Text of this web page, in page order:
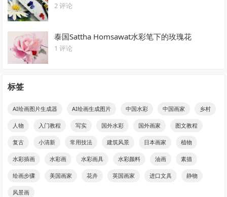
2 评论
泰国Sattha Homsawat水彩笔下的玫瑰花
1 评论
标签
AI绘画图片生成器 AI绘画生成图片 中国水彩 中国画家 乡村
人物 入门教程 写实 国外水彩 国外画家 图文教程
复古 小清新 常用技法 建筑风景 日本画家 植物
水彩插画 水彩画 水彩画具 水彩颜料 油画 素描
绘画步骤 美国画家 花卉 英国画家 进口文具 静物
风景画